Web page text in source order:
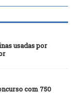
usadas por
com 750